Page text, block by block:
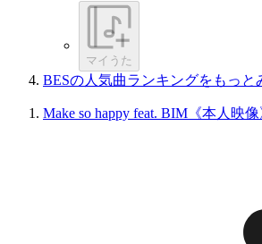
マイうた
BESの人気曲ランキングをもっと
Make so happy feat. BIM《本人映像